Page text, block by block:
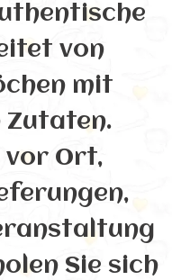
von
mit
Zutaten.
vor Ort,
Sie sich